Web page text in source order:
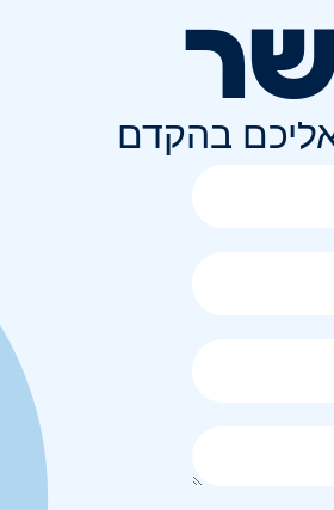
אליכם בהקדם